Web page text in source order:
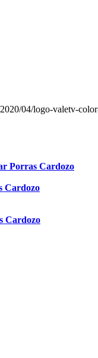
04/logo-valetv-
Porras Cardozo
Cardozo
Cardozo